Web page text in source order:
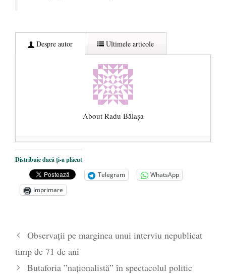
Despre autor Ultimele articole
About Radu Bălaşa
Șase măsuri pentru primenirea clasei
politice românești - 10 noiembrie 2020
Într-o țară în care se fură miliarde de euro,
memoria rezistenței anticomuniste este
sexuală” și obligativitatea vaccinării - 3
iunie 2020
Distribuie dacă ți-a plăcut
Telegram
WhatsApp
Imprimare
Observații pe marginea unui interviu nepublicat
timp de 71 de ani
Butaforia ”naționalistă” în spectacolul politic